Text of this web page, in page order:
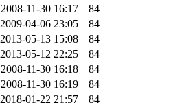
2008-11-30 16:17
84
2009-04-06 23:05
84
2013-05-13 15:08
84
2013-05-12 22:25
84
2008-11-30 16:18
84
2008-11-30 16:19
84
2018-01-22 21:57
84